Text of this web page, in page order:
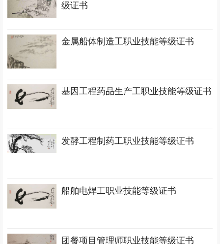
级证书
金属船体制造工职业技能等级证书
基因工程药品生产工职业技能等级证书
发酵工程制药工职业技能等级证书
船舶电焊工职业技能等级证书
团餐项目管理师职业技能等级证书